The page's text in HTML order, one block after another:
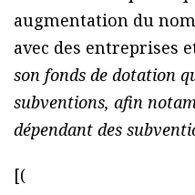
augmentation du
avec des entreprises
son fonds de dotation
subventions, afin
dépendant des
[(